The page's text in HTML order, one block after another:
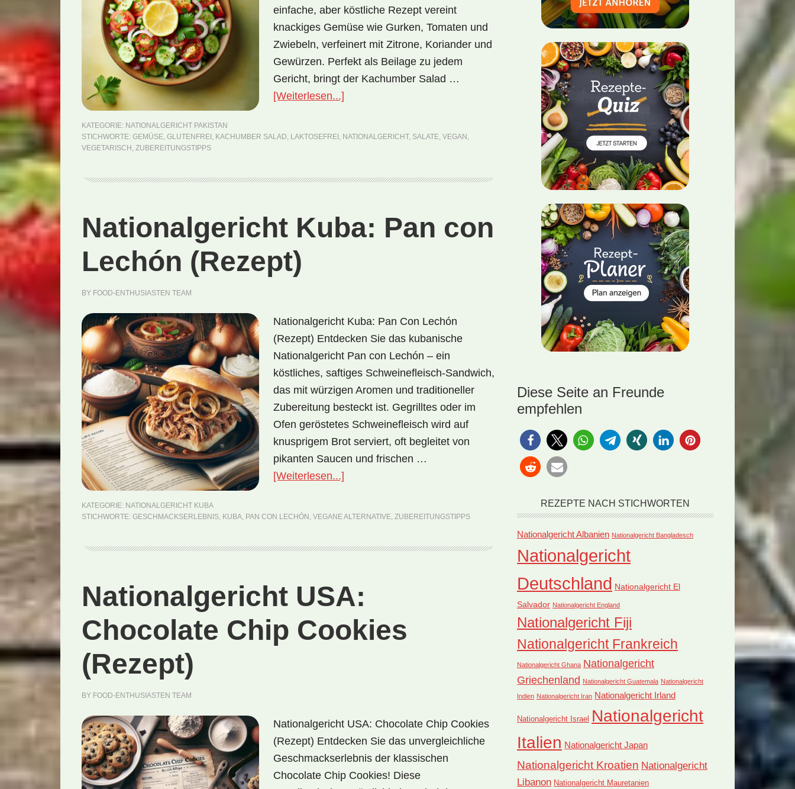
einfache, aber köstliche Rezept vereint
knackiges Gemüse wie Gurken, Tomaten und
Zwiebeln, verfeinert mit Zitrone, Koriander und
Gewürzen. Perfekt als Beilage zu jedem
Gericht, bringt der Kachumber Salad …
[Weiterlesen...]
KATEGORIE: NATIONALGERICHT PAKISTAN
STICHWORTE: GEMÜSE, GLUTENFREI , KACHUMBER SALAD, LAKTOSEFREI , NATIONALGERICHT, SALATE, VEGAN ,
VEGETARISCH , ZUBEREITUNGSTIPPS
Nationalgericht Kuba: Pan con
Lechón (Rezept)
BY FOOD-ENTHUSIASTEN TEAM
Nationalgericht Kuba: Pan Con Lechón
(Rezept) Entdecken Sie das kubanische
Nationalgericht Pan con Lechón – ein
köstliches, saftiges Schweinefleisch-Sandwich,
das mit würzigen Aromen und traditioneller
Zubereitung besteckt ist. Gegrilltes oder im
Ofen geröstetes Schweinefleisch wird auf
knusprigem Brot serviert, oft begleitet von
pikanten Saucen und frischen …
[Weiterlesen...]
Lechón
KATEGORIE: NATIONALGERICHT KUBA
STICHWORTE: GESCHMACKSERLEBNIS, KUBA, PAN CON LECHÓN , VEGANE ALTERNATIVE, ZUBEREITUNGSTIPPS
Nationalgericht USA:
Chocolate Chip Cookies
(Rezept)
BY FOOD-ENTHUSIASTEN TEAM
Nationalgericht USA: Chocolate Chip Cookies
(Rezept) Entdecken Sie das unvergleichliche
Geschmackserlebnis der klassischen
Chocolate Chip Cookies! Diese
Diese Seite an Freunde
empfehlen
REZEPTE NACH STICHWORTEN
Nationalgericht Albanien Nationalgericht Bangladesch
Nationalgericht
Deutschland Nationalgericht El
Salvador Nationalgericht England
Nationalgericht Fiji
Nationalgericht Frankreich
Nationalgericht Ghana Nationalgericht
Griechenland Nationalgericht Guatemala Nationalgericht
Indien Nationalgericht Iran Nationalgericht Irland
Nationalgericht Israel Nationalgericht
Italien Nationalgericht Japan
Nationalgericht Kroatien Nationalgericht
Libanon Nationalgericht Mauretanien